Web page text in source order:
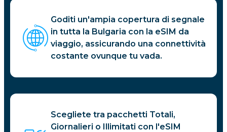
Goditi un'ampia copertura di segnale
in tutta la Bulgaria con la eSIM da
viaggio, assicurando una connettività
costante ovunque tu vada.
Scegliete tra pacchetti Totali,
Giornalieri o Illimitati con l'eSIM